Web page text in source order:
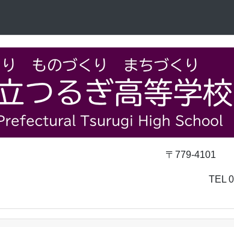
〒779-4101 徳島県
TEL 0883-62-